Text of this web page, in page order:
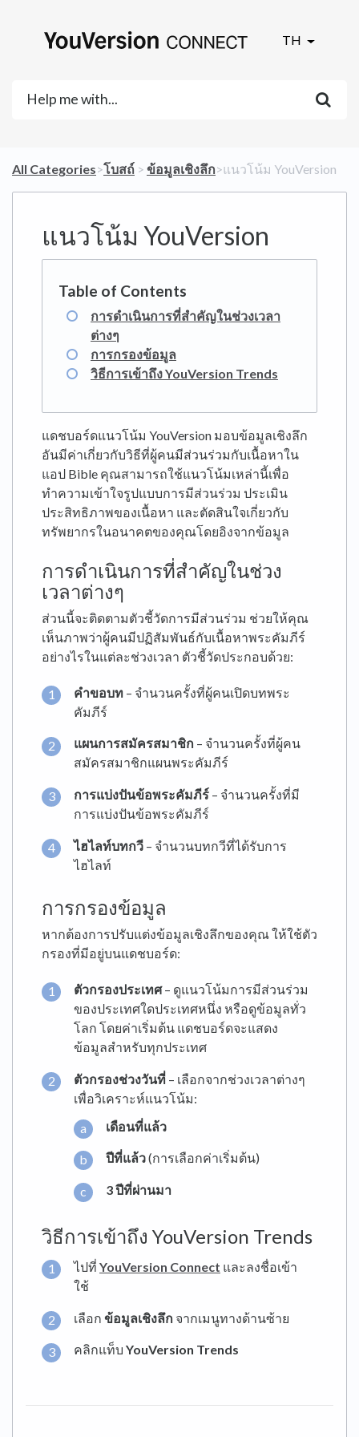
TH
All Categories​>​​โบสถ์ ​ > ​ ​ข้อมูลเชิงลึก​>​ แนวโน้ม YouVersion
แนวโน้ม YouVersion
การดำเนินการที่สำคัญในช่วงเวลา
ต่างๆ
การกรองข้อมูล
วิธีการเข้าถึง YouVersion Trends
แดชบอร์ดแนวโน้ม YouVersion มอบข้อมูลเชิงลึก
อันมีค่าเกี่ยวกับวิธีที่ผู้คนมีส่วนร่วมกับเนื้อหาใน
แอป Bible คุณสามารถใช้แนวโน้มเหล่านี้เพื่อ
ทำความเข้าใจรูปแบบการมีส่วนร่วม ประเมิน
ประสิทธิภาพของเนื้อหา และตัดสินใจเกี่ยวกับ
ทรัพยากรในอนาคตของคุณโดยอิงจากข้อมูล
การดำเนินการที่สำคัญในช่วง
เวลาต่างๆ
ส่วนนี้จะติดตามตัวชี้วัดการมีส่วนร่วม ช่วยให้คุณ
เห็นภาพว่าผู้คนมีปฏิสัมพันธ์กับเนื้อหาพระคัมภีร์
อย่างไรในแต่ละช่วงเวลา ตัวชี้วัดประกอบด้วย:
คำขอบท – จำนวนครั้งที่ผู้คนเปิดบทพระ
คัมภีร์
แผนการสมัครสมาชิก – จำนวนครั้งที่ผู้คน
สมัครสมาชิกแผนพระคัมภีร์
การแบ่งปันข้อพระคัมภีร์ – จำนวนครั้งที่มี
การแบ่งปันข้อพระคัมภีร์
ไฮไลท์บทกวี – จำนวนบทกวีที่ได้รับการ
ไฮไลท์
การกรองข้อมูล
หากต้องการปรับแต่งข้อมูลเชิงลึกของคุณ ให้ใช้ตัว
กรองที่มีอยู่บนแดชบอร์ด:
ตัวกรองประเทศ– ดูแนวโน้มการมีส่วนร่วม
ของประเทศใดประเทศหนึ่ง หรือดูข้อมูลทั่ว
โลก โดยค่าเริ่มต้น แดชบอร์ดจะแสดง
ข้อมูลสำหรับทุกประเทศ
ตัวกรองช่วงวันที่ – เลือกจากช่วงเวลาต่างๆ
เพื่อวิเคราะห์แนวโน้ม:
เดือนที่แล้ว
ปีที่แล้ว(การเลือกค่าเริ่มต้น)
3 ปีที่ผ่านมา
วิธีการเข้าถึง YouVersion Trends
ไปที่ YouVersion Connect และลงชื่อเข้า
ใช้
เลือก ข้อมูลเชิงลึก จากเมนูทางด้านซ้าย
คลิกแท็บ YouVersion Trends